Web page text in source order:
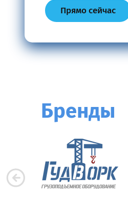
Прямо сейчас
Бренды